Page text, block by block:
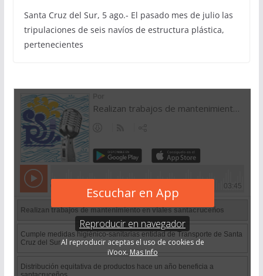
Santa Cruz del Sur, 5 ago.- El pasado mes de julio las
tripulaciones de seis navíos de estructura plástica,
pertenecientes